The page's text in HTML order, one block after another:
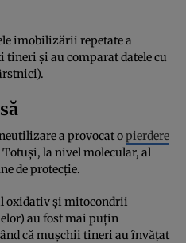
imobilizării repetate a
și au comparat datele cu
a provocat opierdere
Totuși, la nivel molecular, al
de protecție.
oxidativ și mitocondrii
au fost mai puțin
că mușchii tineri au învățat